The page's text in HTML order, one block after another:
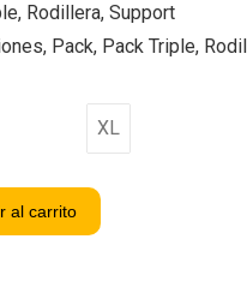
, Rodillera, Support
, Pack, Pack Triple,
XL
al carrito